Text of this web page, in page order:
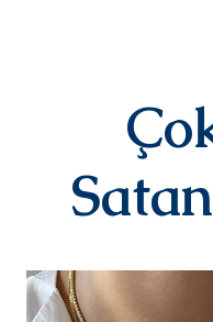
edilir.Kargoya teslim
takip
firmamız olan Yurtiçi
tarafından size sms
DEĞİŞİM&İADE
Kişiye özel
yoktur.Ürünler sipariş
özel olarak